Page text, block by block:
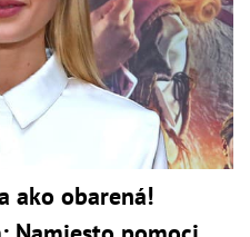
ako obarená!